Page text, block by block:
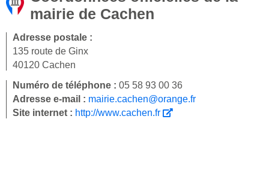
mairie de Cachen
Adresse postale :
135 route de Ginx
40120 Cachen
Numéro de téléphone : 05 58 93 00 36
Adresse e-mail : mairie.cachen@orange.fr
Site internet : http://www.cachen.fr